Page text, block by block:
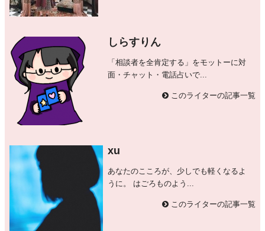
しらすりん
「相談者を全肯定する」をモットーに対
面・チャット・電話占いで...
このライターの記事一覧
xu
あなたのこころが、少しでも軽くなるよ
うに。 はごろものよう...
このライターの記事一覧